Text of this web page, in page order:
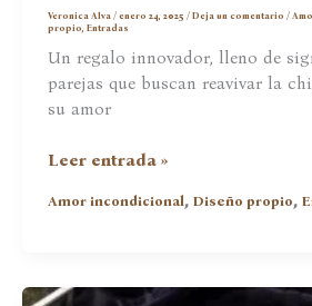
Veronica Alva/enero 24, 2025/Deja un comentario /
propio,Entradas
Un regalo innovador, lleno de
parejas que buscan reavivar la
su amor
Tarot
del
para
Leer entrada »
Amor incondicional,Diseño propio,